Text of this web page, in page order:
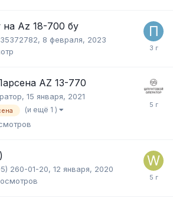
Az 18-700 бу
, 8 февраля, 2023
AZ 13-770
, 15 января, 2021
(и ещё 1 )
260-01-20, 12 января, 2020